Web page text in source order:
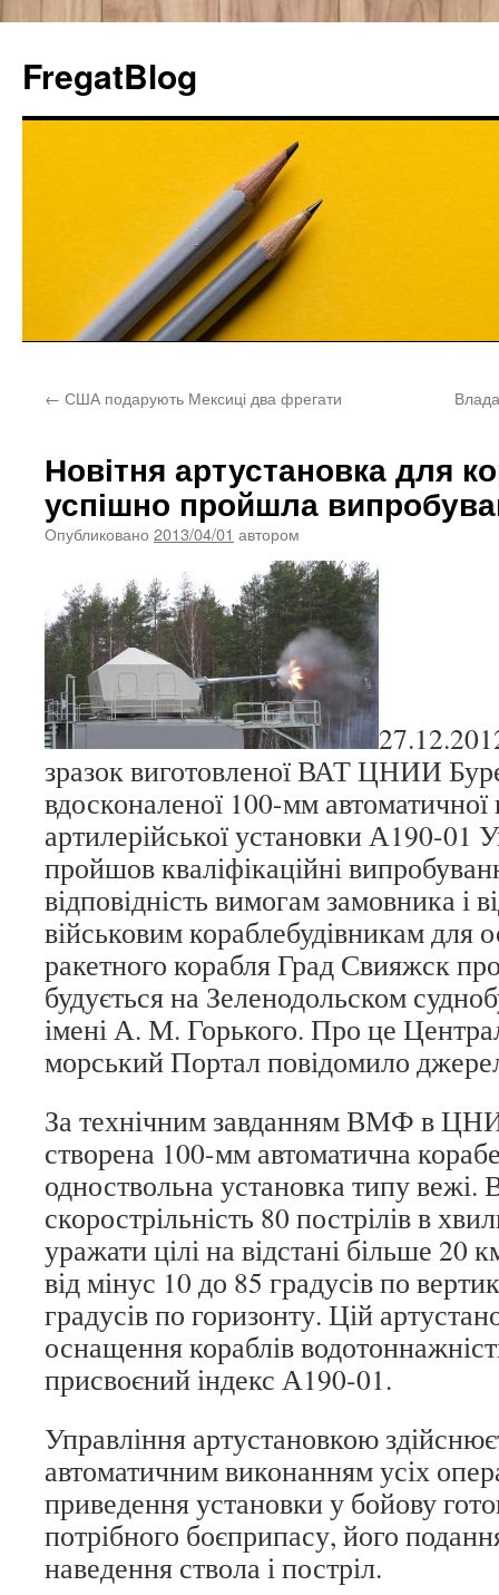
FregatBlog
← США подарують Мексиці два фрегати
Новітня артустановка для
успішно пройшла
Опубликовано 2013/04/01 автором
зразок виготовленої ВАТ ЦНИИ
вдосконаленої 100-мм автоматичної
артилерійської установки А190-01
пройшов кваліфікаційні
відповідність вимогам замовника і
військовим кораблебудівникам для
ракетного корабля Град Свияжск
будується на Зеленодольском
імені А. М. Горького. Про це
морський Портал повідомило
За технічним завданням ВМФ в
створена 100-мм автоматична
одноствольна установка типу вежі.
скорострільність 80 пострілів в
уражати цілі на відстані більше 20
від мінус 10 до 85 градусів по
градусів по горизонту. Цій
оснащення кораблів
присвоєний індекс А190-01.
Управління артустановкою
автоматичним виконанням усіх
приведення установки у бойову
потрібного боєприпасу, його
наведення ствола і постріл.